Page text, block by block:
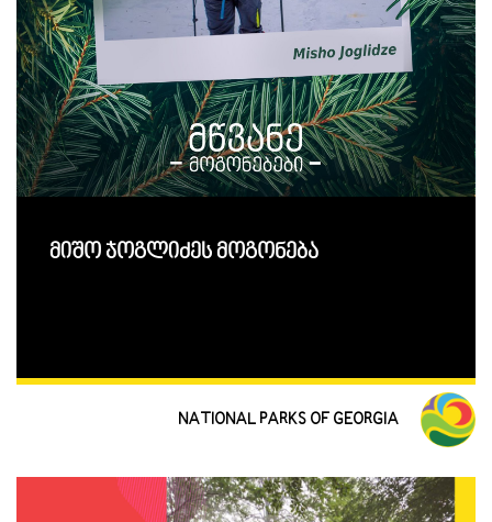
მიშო ჯოგლიძეს მოგონება
NATIONAL PARKS OF GEORGIA